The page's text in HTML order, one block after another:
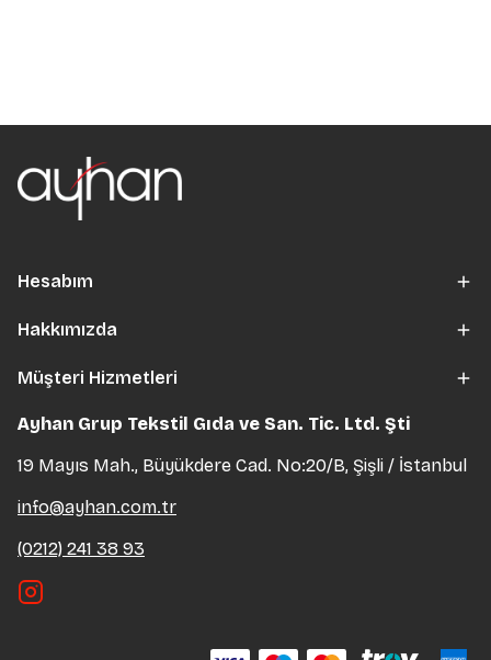
Hesabım
Hakkımızda
Müşteri Hizmetleri
Ayhan Grup Tekstil Gıda ve San. Tic. Ltd. Şti
19 Mayıs Mah., Büyükdere Cad. No:20/B, Şişli / İstanbul
info@ayhan.com.tr
(0212) 241 38 93